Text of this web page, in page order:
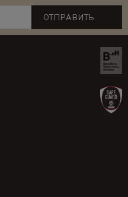
ОТПРАВИТЬ